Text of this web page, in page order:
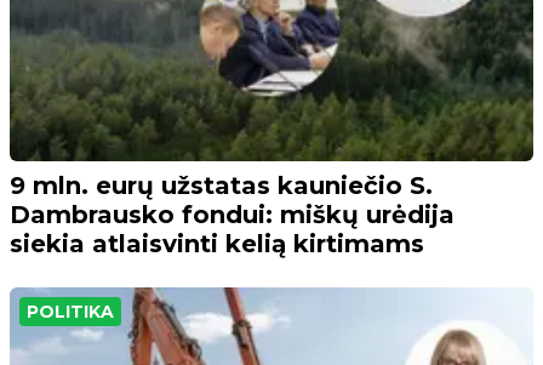
9 mln. eurų užstatas kauniečio S.
Dambrausko fondui: miškų urėdija
siekia atlaisvinti kelią kirtimams
POLITIKA